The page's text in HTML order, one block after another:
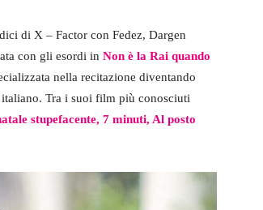
di X – Factor con Fedez, Dargen
con gli esordi in Non è la Rai quando
nella recitazione diventando
Tra i suoi film più conosciuti
stupefacente, 7 minuti, Al posto